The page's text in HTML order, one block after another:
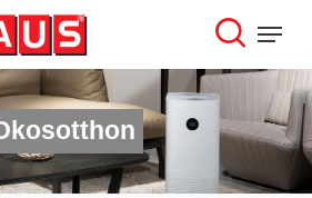
search
Menu
Close
Menu